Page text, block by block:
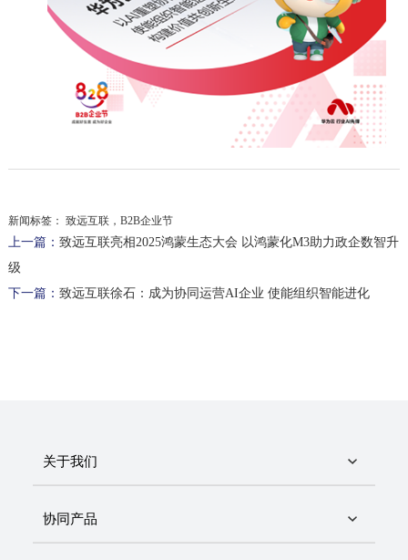
新闻标签： 致远互联，B2B企业节
上一篇： 致远互联亮相2025鸿蒙生态大会 以鸿蒙化M3助力政企数智升
级
下一篇： 致远互联徐石：成为协同运营AI企业 使能组织智能进化
关于我们
协同产品